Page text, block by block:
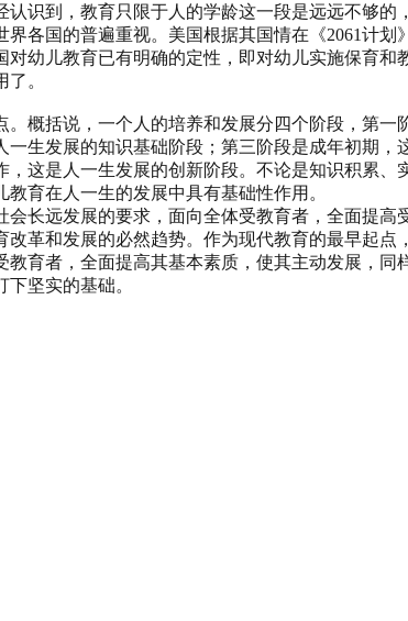
识到，教育只限于人的学龄这一段是远远不够
各国的普遍重视。美国根据其国情在《2061计
幼儿教育已有明确的定性，即对幼儿实施保育
。
概括说，一个人的培养和发展分四个阶段，第
生发展的知识基础阶段；第三阶段是成年初期
这是人一生发展的创新阶段。不论是知识积累
育在人一生的发展中具有基础性作用。
长远发展的要求，面向全体受教育者，全面提
革和发展的必然趋势。作为现代教育的最早起点
育者，全面提高其基本素质，使其主动发展，
坚实的基础。